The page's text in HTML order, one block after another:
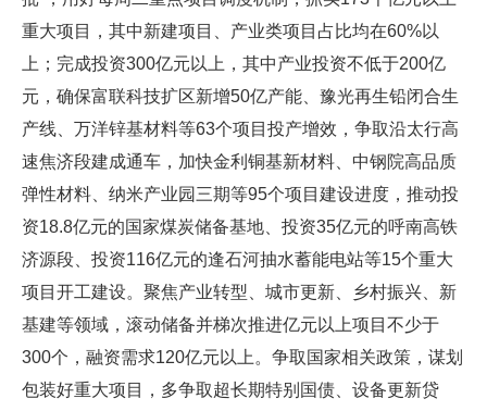
重大项目，其中新建项目、产业类项目占比均在60%以
上；完成投资300亿元以上，其中产业投资不低于200亿
元，确保富联科技扩区新增50亿产能、豫光再生铅闭合生
产线、万洋锌基材料等63个项目投产增效，争取沿太行高
速焦济段建成通车，加快金利铜基新材料、中钢院高品质
弹性材料、纳米产业园三期等95个项目建设进度，推动投
资18.8亿元的国家煤炭储备基地、投资35亿元的呼南高铁
济源段、投资116亿元的逢石河抽水蓄能电站等15个重大
项目开工建设。聚焦产业转型、城市更新、乡村振兴、新
基建等领域，滚动储备并梯次推进亿元以上项目不少于
300个，融资需求120亿元以上。争取国家相关政策，谋划
包装好重大项目，多争取超长期特别国债、设备更新贷